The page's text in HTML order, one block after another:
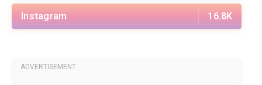
Instagram 16.8K
ADVERTISEMENT